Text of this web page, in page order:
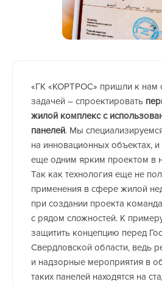
«ГК «КОРТРОС» пришли к нам
задачей – спроектировать
жилой комплекс с
панелей. Мы
на инновационных объектах,
еще одним ярким проектом в
Так как технология еще не
применения в сфере жилой
при создании проекта
с рядом сложностей. К
защитить концепцию перед
Свердловской области, ведь
и надзорные мероприятия в
таких панелей находятся на